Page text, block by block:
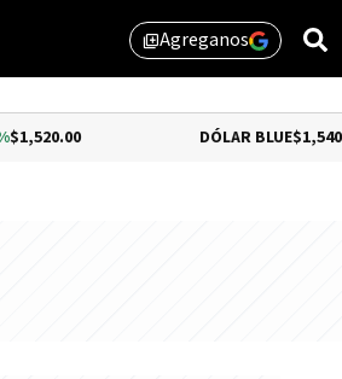
library_addAgreganos
DÓLAR BLUE$1,540.00